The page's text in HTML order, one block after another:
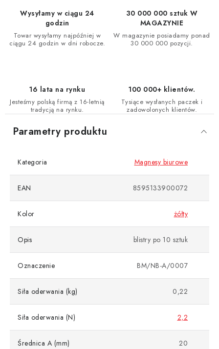
Wysyłamy w ciągu 24
godzin
Towar wysyłamy najpóźniej w
ciągu 24 godzin w dni robocze.
30 000 000 sztuk W
MAGAZYNIE
W magazynie posiadamy ponad
30 000 000 pozycji.
16 lata na rynku
Jesteśmy polską firmą z 16-letnią
tradycją na rynku.
100 000+ klientów.
Tysiące wysłanych paczek i
zadowolonych klientów.
Parametry produktu
Kategoria Magnesy biurowe
EAN 8595133900072
Kolor żółty
Opis blistry po 10 sztuk
Oznaczenie BM/NB-A/0007
Siła oderwania (kg) 0,22
Siła oderwania (N) 2,2
Średnica A (mm) 20